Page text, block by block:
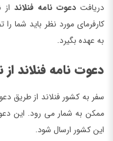
دریافت دعوت نامه فنلانداز
کارفرمای مورد نظر باید شما
به عهده بگیرد.
دعوت نامه فنلاند
سفر به کشور فنلاند از طریق
ممکن به شمار می رود. این
این کشور ارسال شود.